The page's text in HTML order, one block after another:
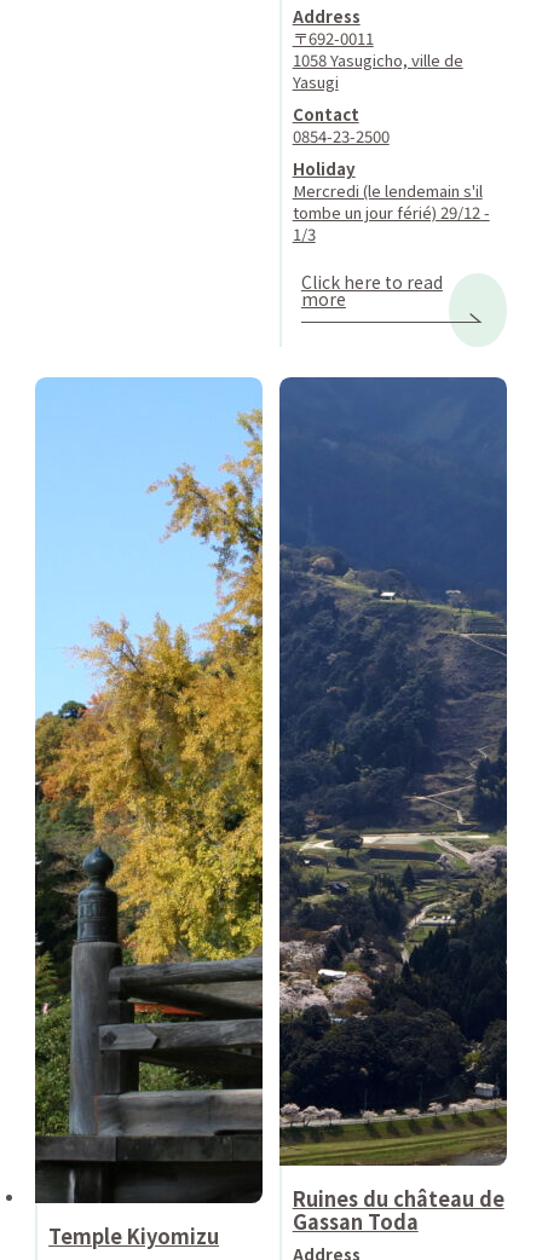
Address
〒692-0011
1058 Yasugicho, ville de
Yasugi
Contact
0854-23-2500
Holiday
Mercredi (le lendemain s'il
tombe un jour férié) 29/12 -
1/3
Click here to read
more
Temple Kiyomizu
Ruines du château de
Gassan Toda
Address